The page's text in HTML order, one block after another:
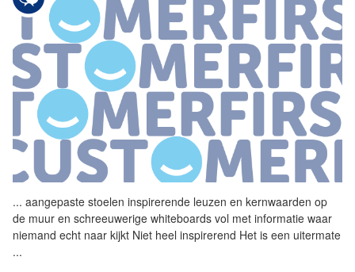
... aangepaste stoelen inspirerende leuzen en kernwaarden op
de muur en schreeuwerige whiteboards vol met informatie waar
niemand echt naar kijkt Niet heel inspirerend Het is een uitermate
...